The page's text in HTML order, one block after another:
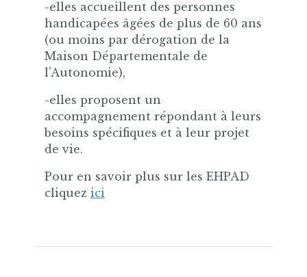
-elles accueillent des personnes
handicapées âgées de plus de 60 ans
(ou moins par dérogation de la
Maison Départementale de
l’Autonomie),
-elles proposent un
accompagnement répondant à leurs
besoins spécifiques et à leur projet
de vie.
Pour en savoir plus sur les EHPAD
cliquez ici